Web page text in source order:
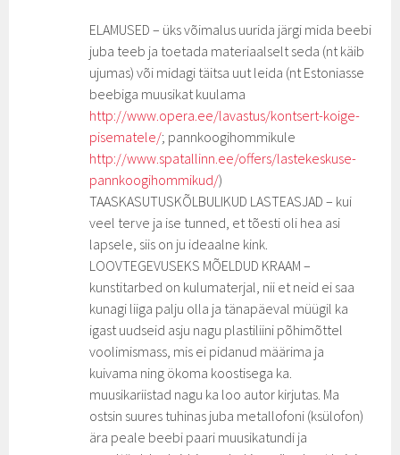
ELAMUSED – üks võimalus uurida järgi mida beebi
juba teeb ja toetada materiaalselt seda (nt käib
ujumas) või midagi täitsa uut leida (nt Estoniasse
beebiga muusikat kuulama
http://www.opera.ee/lavastus/kontsert-koige-
pisematele/; pannkoogihommikule
http://www.spatallinn.ee/offers/lastekeskuse-
pannkoogihommikud/)
TAASKASUTUSKÕLBULIKUD LASTEASJAD – kui
veel terve ja ise tunned, et tõesti oli hea asi
lapsele, siis on ju ideaalne kink.
LOOVTEGEVUSEKS MÕELDUD KRAAM –
kunstitarbed on kulumaterjal, nii et neid ei saa
kunagi liiga palju olla ja tänapäeval müügil ka
igast uudseid asju nagu plastiliini põhimõttel
voolimismass, mis ei pidanud määrima ja
kuivama ning ökoma koostisega ka.
muusikariistad nagu ka loo autor kirjutas. Ma
ostsin suures tuhinas juba metallofoni (ksülofon)
ära peale beebi paari muusikatundi ja